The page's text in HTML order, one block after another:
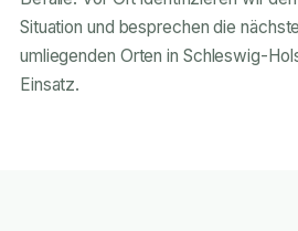
Situation und besprechen die
umliegenden Orten in Schleswig-
Einsatz.